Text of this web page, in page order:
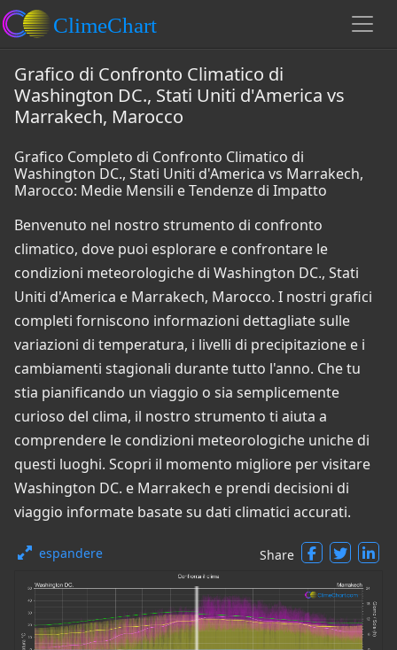
Grafico di Confronto Climatico di
Washington DC., Stati Uniti d'America vs
Marrakech, Marocco
Grafico Completo di Confronto Climatico di
Washington DC., Stati Uniti d'America vs Marrakech,
Marocco: Medie Mensili e Tendenze di Impatto
Benvenuto nel nostro strumento di confronto
climatico, dove puoi esplorare e confrontare le
condizioni meteorologiche di Washington DC., Stati
Uniti d'America e Marrakech, Marocco. I nostri grafici
completi forniscono informazioni dettagliate sulle
variazioni di temperatura, i livelli di precipitazione e i
cambiamenti stagionali durante tutto l'anno. Che tu
stia pianificando un viaggio o sia semplicemente
curioso del clima, il nostro strumento ti aiuta a
comprendere le condizioni meteorologiche uniche di
questi luoghi. Scopri il momento migliore per visitare
Washington DC. e Marrakech e prendi decisioni di
viaggio informate basate su dati climatici accurati.
espandere Share